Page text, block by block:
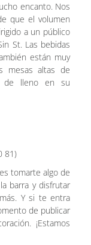
encanto. Nos
que el volumen
a un público
St. Las bebidas
están muy
mesas altas de
de lleno en su
81)
tomarte algo de
barra y disfrutar
Y si te entra
de publicar
¡Estamos